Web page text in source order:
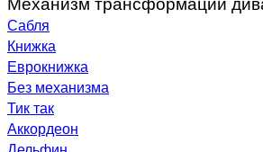
Сабля
Книжка
Еврокнижка
Без механизма
Тик так
Аккордеон